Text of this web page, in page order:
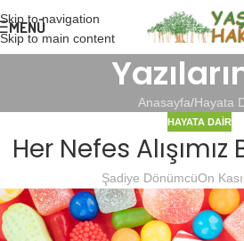
Skip to navigation
Skip to main content
MENÜ
Anasayfa Hayata
HAYATA DAIR
Her Nefes
Şadiye DönümcüOn